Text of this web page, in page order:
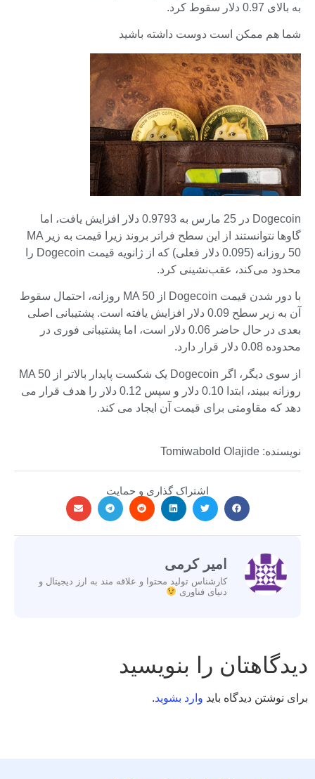
به بالای 0.97 دلار سقوط کرد.
شما هم ممکن است دوست داشته باشید
Dogecoin در 25 مارس به 0.9793 دلار افزایش یافت، اما
گاوها نتوانستند از این سطح فراتر بروند زیرا قیمت به زیر MA
50 روزانه (0.095 دلار فعلی) که از ژانویه قیمت Dogecoin را
محدود می‌کند، عقب‌نشینی کرد.
با دور شدن قیمت Dogecoin از MA 50 روزانه، احتمال سقوط
آن به زیر سطح 0.09 دلار افزایش یافته است. پشتیبانی اصلی
بعدی در حال حاضر 0.06 دلار است، اما پشتیبانی فوری در
محدوده 0.08 دلار قرار دارد.
از سوی دیگر، اگر Dogecoin یک شکست پایدار بالاتر از MA 50
روزانه ببیند، ابتدا 0.10 دلار و سپس 0.12 دلار را هدف قرار می
دهد که مقاومتی برای قیمت آن ایجاد می کند.
نویسنده: Tomiwabold Olajide
اشتراک گذاری و حمایت
امیر کرمی
کارشناس تولید محتوا و علاقه مند به ارز دیجیتال و
دنیای فناوری
دیدگاهتان را بنویسید
برای نوشتن دیدگاه باید وارد بشوید.